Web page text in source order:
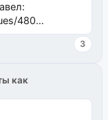
480
481Исправим
3
как